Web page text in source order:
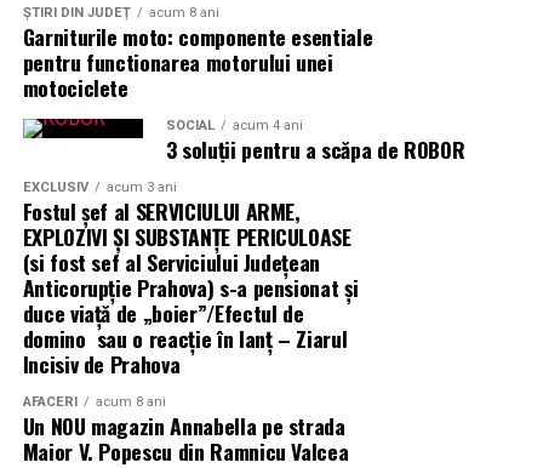
ȘTIRI DIN JUDEȚ acum 8 ani
Garniturile moto: componente esentiale
pentru functionarea motorului unei
motociclete
SOCIAL acum 4 ani
3 soluții pentru a scăpa de ROBOR
EXCLUSIV acum 3 ani
Fostul șef al SERVICIULUI ARME,
EXPLOZIVI ŞI SUBSTANŢE PERICULOASE
(si fost sef al Serviciului Judeţean
Anticorupţie Prahova) s-a pensionat și
duce viață de „boier”/Efectul de
domino sau o reacție în lanț – Ziarul
Incisiv de Prahova
AFACERI acum 8 ani
Un NOU magazin Annabella pe strada
Maior V. Popescu din Ramnicu Valcea